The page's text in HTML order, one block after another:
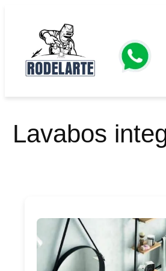
contenido
Lavabos